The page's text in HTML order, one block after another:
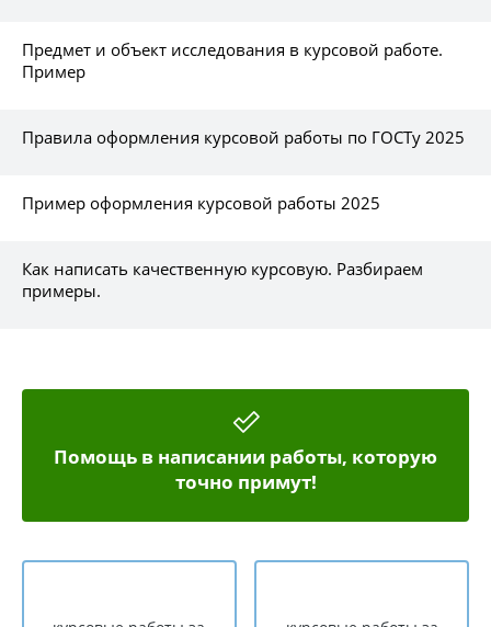
Предмет и объект исследования в курсовой работе.
Пример
Правила оформления курсовой работы по ГОСТу 2025
Пример оформления курсовой работы 2025
Как написать качественную курсовую. Разбираем
примеры.
Помощь в написании работы, которую
точно примут!